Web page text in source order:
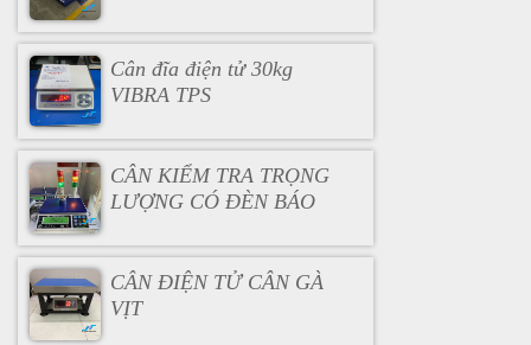
Cân đĩa điện tử 30kg
VIBRA TPS
CÂN KIỂM TRA TRỌNG
LƯỢNG CÓ ĐÈN BÁO
CÂN ĐIỆN TỬ CÂN GÀ
VỊT